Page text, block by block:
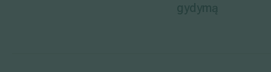
gydymą